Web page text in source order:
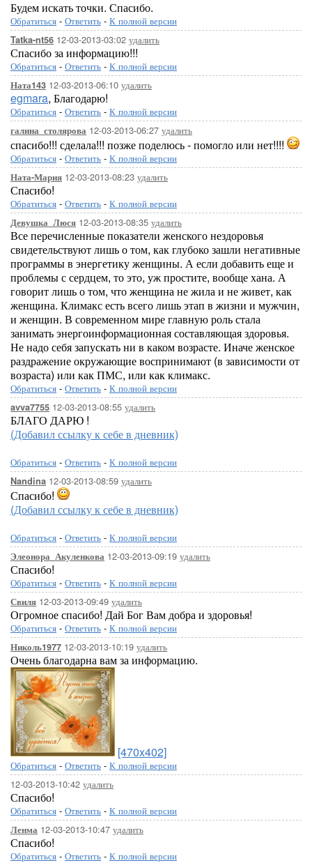
Будем искать точки. Спасибо.
Обратиться - Ответить - К полной версии
Tatka-nt56 12-03-2013-03:02 удалить
Спасибо за информацию!!!
Обратиться - Ответить - К полной версии
Ната143 12-03-2013-06:10 удалить
egmara, Благодарю!
Обратиться - Ответить - К полной версии
галина_столярова 12-03-2013-06:27 удалить
спасибо!!! сделала!!! позже поделюсь - помогло или нет!!!!
Обратиться - Ответить - К полной версии
Ната-Мария 12-03-2013-08:23 удалить
Спасибо!
Обратиться - Ответить - К полной версии
Девушка_Люся 12-03-2013-08:35 удалить
Все перечисленные показатели женского нездоровья
свидетельствуют лишь о том, как глубоко зашли негативные
программы в энергетику женщины. А если добавить еще и
проблемы с сердцем, то это, уж простите, вообще хана. А
говорит лишь о том, что женщина не жила и не живет, как
женщина. Климакс есть всего лишь этап в жизни и мужчин,
и женщин. В современном мире главную роль стала
занимать энергоинформационная составляющая здоровья.
Не надо себя запускать ни в каком возрасте. Иначе женское
раздражение окружающие воспринимают (в зависимости от
возраста) или как ПМС, или как климакс.
Обратиться - Ответить - К полной версии
avva7755 12-03-2013-08:55 удалить
БЛАГО ДАРЮ !
(Добавил ссылку к себе в дневник)
Обратиться - Ответить - К полной версии
Nandina 12-03-2013-08:59 удалить
Спасибо!
(Добавил ссылку к себе в дневник)
Обратиться - Ответить - К полной версии
Элеонора_Акуленкова 12-03-2013-09:19 удалить
Спасибо!
Обратиться - Ответить - К полной версии
Свиля 12-03-2013-09:49 удалить
Огромное спасибо! Дай Бог Вам добра и здоровья!
Обратиться - Ответить - К полной версии
Николь1977 12-03-2013-10:19 удалить
Очень благодарна вам за информацию.
[470x402]
Обратиться - Ответить - К полной версии
12-03-2013-10:42 удалить
Спасибо!
Обратиться - Ответить - К полной версии
Ленма 12-03-2013-10:47 удалить
Спасибо!
Обратиться - Ответить - К полной версии